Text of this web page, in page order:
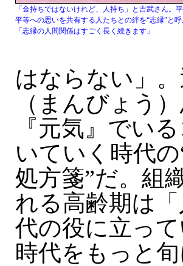
「金持ちではないけれど、人持ち」と吉武さん。
平等への思いを共有する人たちとの絆を“志縁”と呼
「志縁の人間関係はすごく長く続きます」
はならない」
（まんびょう
『元気』でい
いていく時代
処方箋”だ。組
れる高齢期は
代の役に立っ
時代をもっと